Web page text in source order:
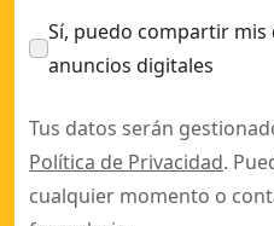
Sí, puedo compartir
anuncios digitales
Tus datos serán
Política de Privacidad.
cualquier momento o